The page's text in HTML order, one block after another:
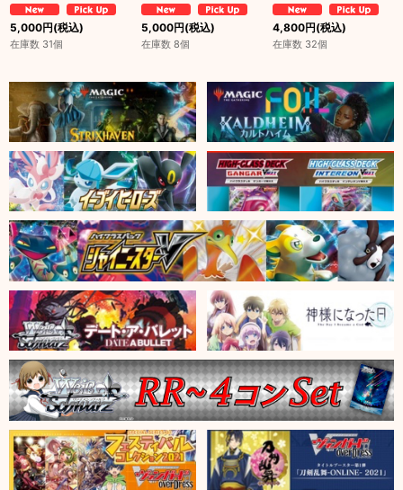
5,000円(税込)
在庫数 31個
5,000円(税込)
在庫数 8個
4,800円(税込)
在庫数 32個